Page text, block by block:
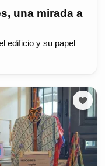
una mirada a
edificio y su papel